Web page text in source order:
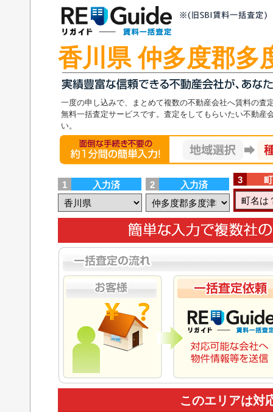
香川県 仲多度郡多
一度の申し込みで、まとめて複数の不動産会社へ賃料の査
無料一括査定サービスです。査定をしてもらいたい不動産
い。
面倒な手続き不要の1分の簡単入力！地域選択
1 入力済 2 入力済 3
このエリアは対